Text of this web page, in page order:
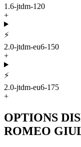
1.6-jtdm-120
+
⚡
2.0-jtdm-eu6-150
+
⚡
2.0-jtdm-eu6-175
+
OPTIONS
ROMEO